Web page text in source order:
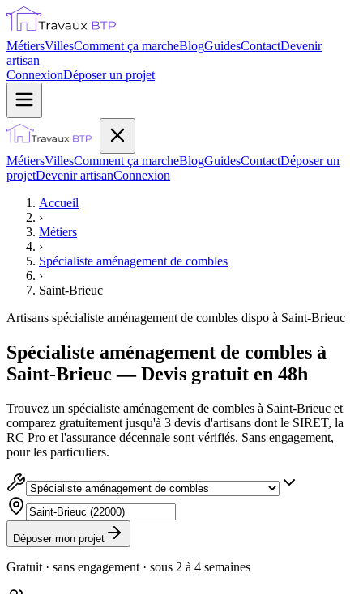
MétiersVillesComment ça marcheBlogGuidesContactDevenir
artisan
ConnexionDéposer un projet
MétiersVillesComment ça marcheBlogGuidesContactDéposer un
projetDevenir artisanConnexion
Accueil
›
Métiers
›
Spécialiste aménagement de combles
›
Saint-Brieuc
Artisans spécialiste aménagement de combles dispo à Saint-Brieuc
Spécialiste aménagement de combles à
Saint-Brieuc — Devis gratuit en 48h
Trouvez un spécialiste aménagement de combles à Saint-Brieuc et
comparez gratuitement jusqu'à 3 devis d'artisans dont le SIRET, la
RC Pro et l'assurance décennale sont vérifiés. Sans engagement,
pour les particuliers.
Déposer mon projet
Gratuit · sans engagement · sous 2 à 4 semaines